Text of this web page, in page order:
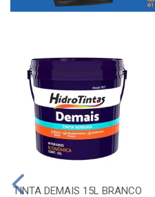
TINTA DEMAIS 15L BRANCO